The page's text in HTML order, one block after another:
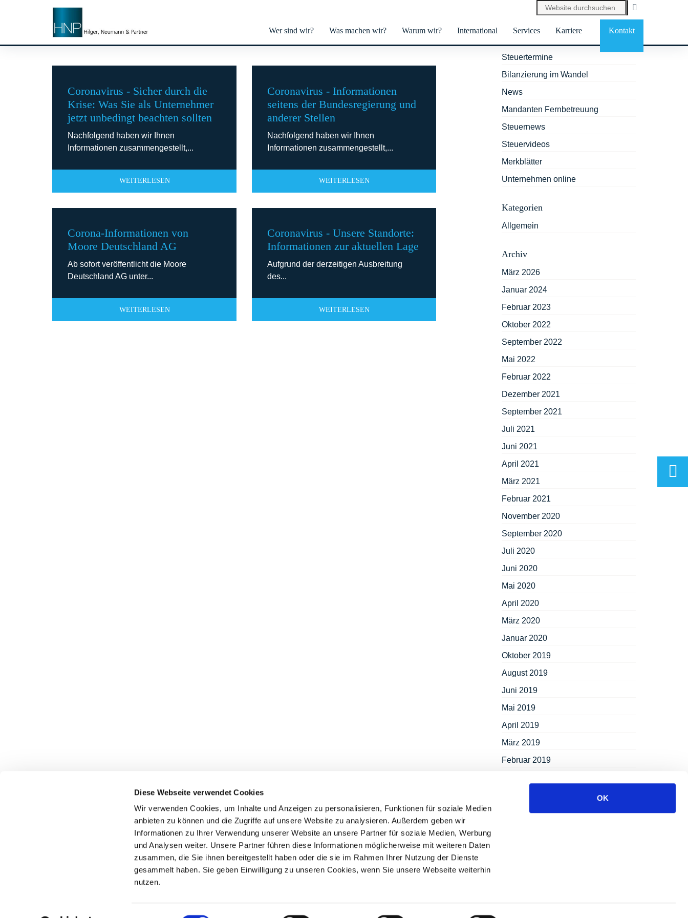
Diese Webseite verwendet Cookies
Wir verwenden Cookies, um Inhalte und Anzeigen zu personalisieren, Funktionen für soziale Medien
anbieten zu können und die Zugriffe auf unsere Website zu analysieren. Außerdem geben wir
Informationen zu Ihrer Verwendung unserer Website an unsere Partner für soziale Medien, Werbung
und Analysen weiter. Unsere Partner führen diese Informationen möglicherweise mit weiteren Daten
zusammen, die Sie ihnen bereitgestellt haben oder die sie im Rahmen Ihrer Nutzung der Dienste
gesammelt haben. Sie geben Einwilligung zu unseren Cookies, wenn Sie unsere Webseite weiterhin
nutzen.
OK
Wer sind wir? Was machen wir? Warum wir? International Services Karriere Kontakt
Monat:März 2020
Coronavirus - Sicher durch die
Krise: Was Sie als Unternehmer
jetzt unbedingt beachten sollten
Nachfolgend haben wir Ihnen
Informationen zusammengestellt,...
WEITERLESEN
Coronavirus - Informationen
seitens der Bundesregierung und
anderer Stellen
Nachfolgend haben wir Ihnen
Informationen zusammengestellt,...
WEITERLESEN
Corona-Informationen von
Moore Deutschland AG
Ab sofort veröffentlicht die Moore
Deutschland AG unter...
WEITERLESEN
Coronavirus - Unsere Standorte:
Informationen zur aktuellen Lage
Aufgrund der derzeitigen Ausbreitung
des...
WEITERLESEN
Steuertermine
Bilanzierung im Wandel
News
Mandanten Fernbetreuung
Steuernews
Steuervideos
Merkblätter
Unternehmen online
Kategorien
Allgemein
Archiv
März 2026
Januar 2024
Februar 2023
Oktober 2022
September 2022
Mai 2022
Februar 2022
Dezember 2021
September 2021
Juli 2021
Juni 2021
April 2021
März 2021
Februar 2021
November 2020
September 2020
Juli 2020
Juni 2020
Mai 2020
April 2020
März 2020
Januar 2020
Oktober 2019
August 2019
Juni 2019
Mai 2019
April 2019
März 2019
Februar 2019
November 2018